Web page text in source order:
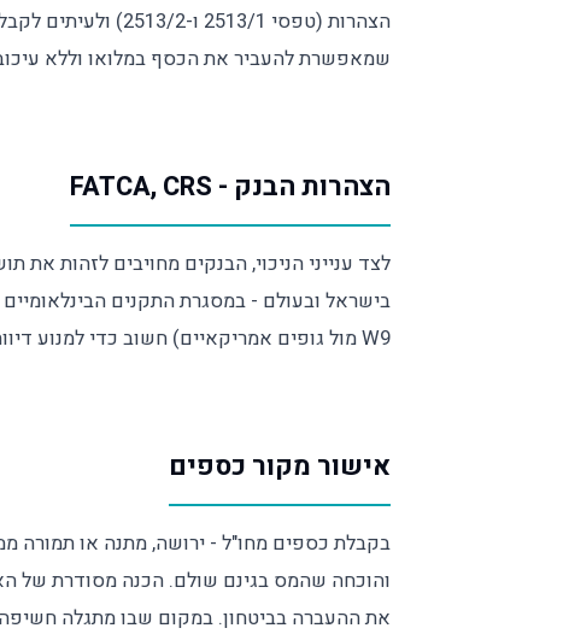
הצהרות (טפסי 2513/
שמאפשרת להעביר את הכסף במלואו וללא
הצהרות הבנק - FATCA, CRS
לצד ענייני הניכוי, הבנקים מחויבים לזהות
W9 מול גופים אמריקאיים) חשוב כדי למנוע דיווח שגוי שעלול לגרור בירורים מיותרים.
אישור מקור כספים
בקבלת כספים מחו"ל - ירושה, מתנה או תמורה
והוכחה שהמס בגינם שולם. הכנה מסודרת של
את ההעברה בביטחון. במקום שבו מתגלה